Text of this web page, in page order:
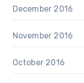
December 2016
November 2016
October 2016